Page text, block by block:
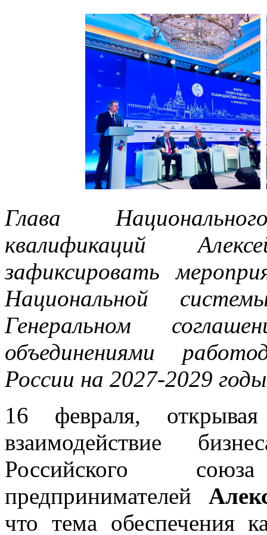
Глава
квалификаций
зафиксировать
Национальной
Генеральном
объединениями
России на 2027-2029
16 февраля,
взаимодействие
Российского
предпринимателей
что тема обеспечения